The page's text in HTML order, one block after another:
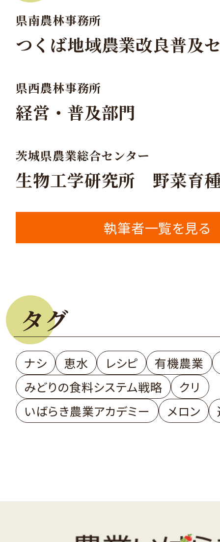
県南農林事務所
つくば地域農業改良普及
県西農林事務所
経営・普及部門
茨城県農業総合センター
生物工学研究所 野菜育
執筆者一覧を見る
タグ
ナシ 恵水 レシピ
有機農業
みどりの食料システム戦略
クリ
いばらき農業アカデミー
メロン